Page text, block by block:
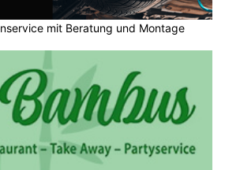
mit Beratung und Montage